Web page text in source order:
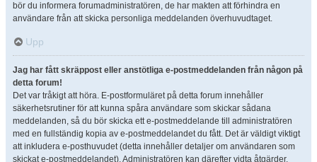
bör du informera forumadministratören, de har makten att förhindra en
användare från att skicka personliga meddelanden överhuvudtaget.
Upp
Jag har fått skräppost eller anstötliga e-postmeddelanden från någon på
detta forum!
Det var tråkigt att höra. E-postformuläret på detta forum innehåller
säkerhetsrutiner för att kunna spåra användare som skickar sådana
meddelanden, så du bör skicka ett e-postmeddelande till administratören
med en fullständig kopia av e-postmeddelandet du fått. Det är väldigt viktigt
att inkludera e-posthuvudet (detta innehåller detaljer om användaren som
skickat e-postmeddelandet). Administratören kan därefter vidta åtgärder.